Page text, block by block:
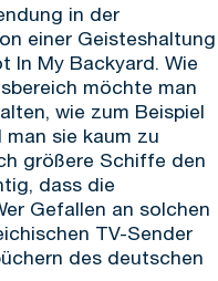
in der
einer Geisteshaltung
In My Backyard. Wie
möchte man
wie zum Beispiel
sie kaum zu
größere Schiffe den
dass die
Gefallen an solchen
TV-Sender
des deutschen